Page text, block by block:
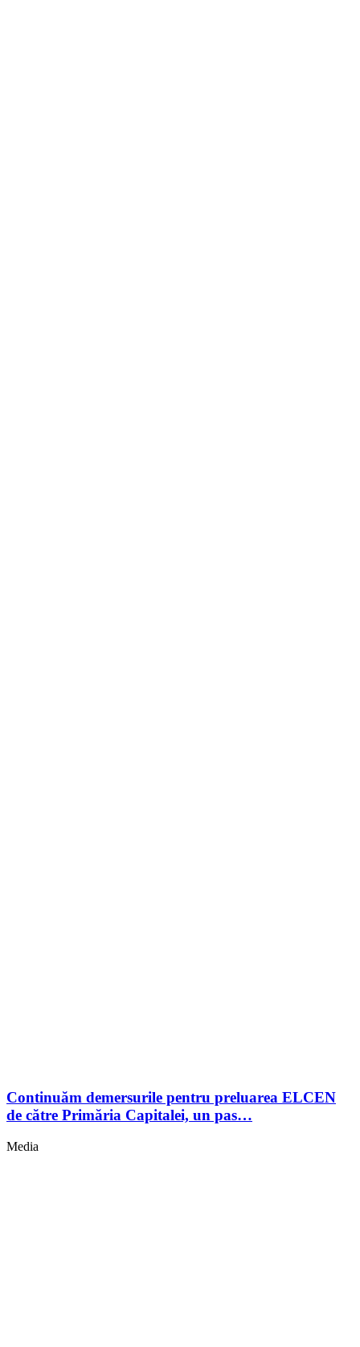
Continuăm demersurile pentru preluarea ELCEN
de către Primăria Capitalei, un pas…
Media